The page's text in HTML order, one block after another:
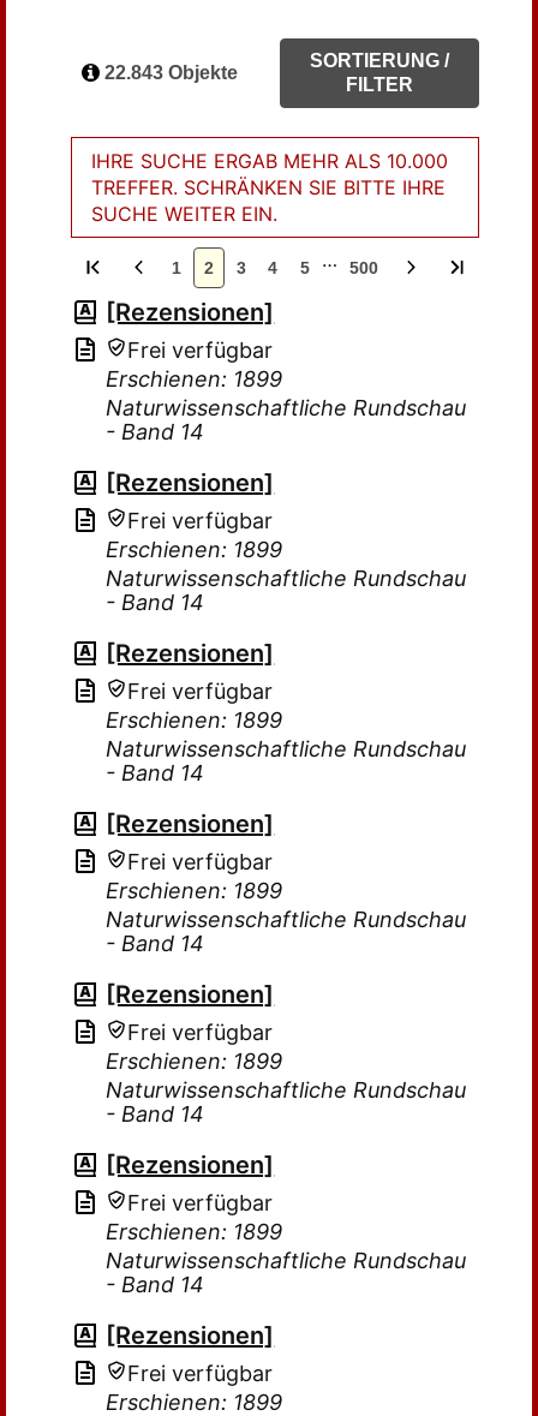
22.843 Objekte
SORTIERUNG /
FILTER
IHRE SUCHE ERGAB MEHR ALS 10.000
TREFFER. SCHRÄNKEN SIE BITTE IHRE
SUCHE WEITER EIN.
1 2 3 4 5 … 500
[Rezensionen]
Frei verfügbar
Erschienen: 1899
Naturwissenschaftliche Rundschau
- Band 14
[Rezensionen]
Frei verfügbar
Erschienen: 1899
Naturwissenschaftliche Rundschau
- Band 14
[Rezensionen]
Frei verfügbar
Erschienen: 1899
Naturwissenschaftliche Rundschau
- Band 14
[Rezensionen]
Frei verfügbar
Erschienen: 1899
Naturwissenschaftliche Rundschau
- Band 14
[Rezensionen]
Frei verfügbar
Erschienen: 1899
Naturwissenschaftliche Rundschau
- Band 14
[Rezensionen]
Frei verfügbar
Erschienen: 1899
Naturwissenschaftliche Rundschau
- Band 14
[Rezensionen]
Frei verfügbar
Erschienen: 1899